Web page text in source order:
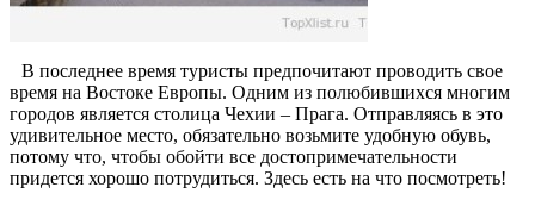
В последнее время туристы предпочитают проводить свое
время на Востоке Европы. Одним из полюбившихся многим
городов является столица Чехии – Прага. Отправляясь в это
удивительное место, обязательно возьмите удобную обувь,
потому что, чтобы обойти все достопримечательности
придется хорошо потрудиться. Здесь есть на что посмотреть!